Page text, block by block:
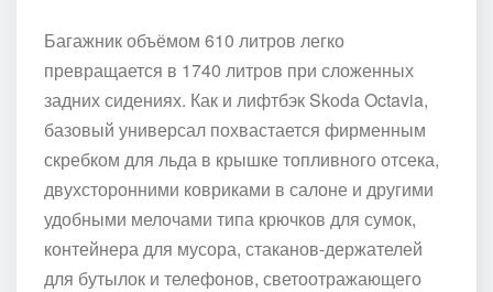
Багажник объёмом 610 литров легко
превращается в 1740 литров при сложенных
задних сидениях. Как и лифтбэк Skoda Octavia,
базовый универсал похвастается фирменным
скребком для льда в крышке топливного отсека,
двухсторонними ковриками в салоне и другими
удобными мелочами типа крючков для сумок,
контейнера для мусора, стаканов-держателей
для бутылок и телефонов, светоотражающего